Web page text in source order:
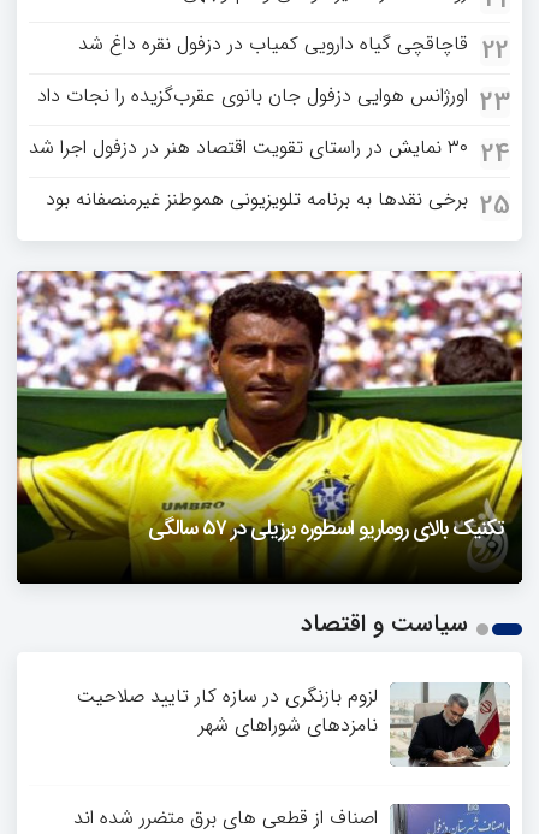
22 قاچاقچی گیاه دارویی کمیاب در دزفول نقره داغ شد
23 اورژانس هوایی دزفول جان بانوی عقرب‌گزیده را نجات داد
24 ۳۰ نمایش در راستای تقویت اقتصاد هنر در دزفول اجرا شد
25 برخی نقدها به برنامه تلویزیونی هموطنز غیرمنصفانه بود
تکنیک بالای روماریو اسطوره برزیلی در ۵۷ سالگی
فیلمی از یک خواننده زن در توئیتر ضرغامی جنجالی شد
حمله تند مصطفی کواکبیان به مجری جنجالی صدا و سیما
دزفول را باید دید
2
سیاست و اقتصاد
لزوم بازنگری در سازه کار تایید صلاحیت
نامزدهای شوراهای شهر
اصناف از قطعی های برق متضرر شده اند